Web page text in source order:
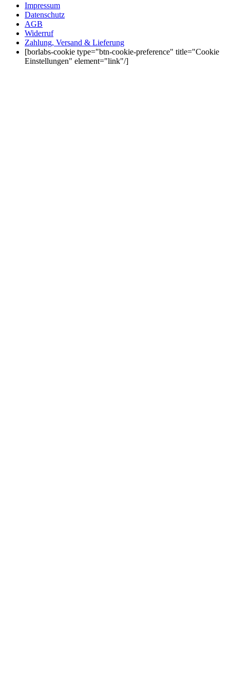
Impressum
Datenschutz
AGB
Widerruf
Zahlung, Versand & Lieferung
[borlabs-cookie type="btn-cookie-preference" title="Cookie
Einstellungen" element="link"/]